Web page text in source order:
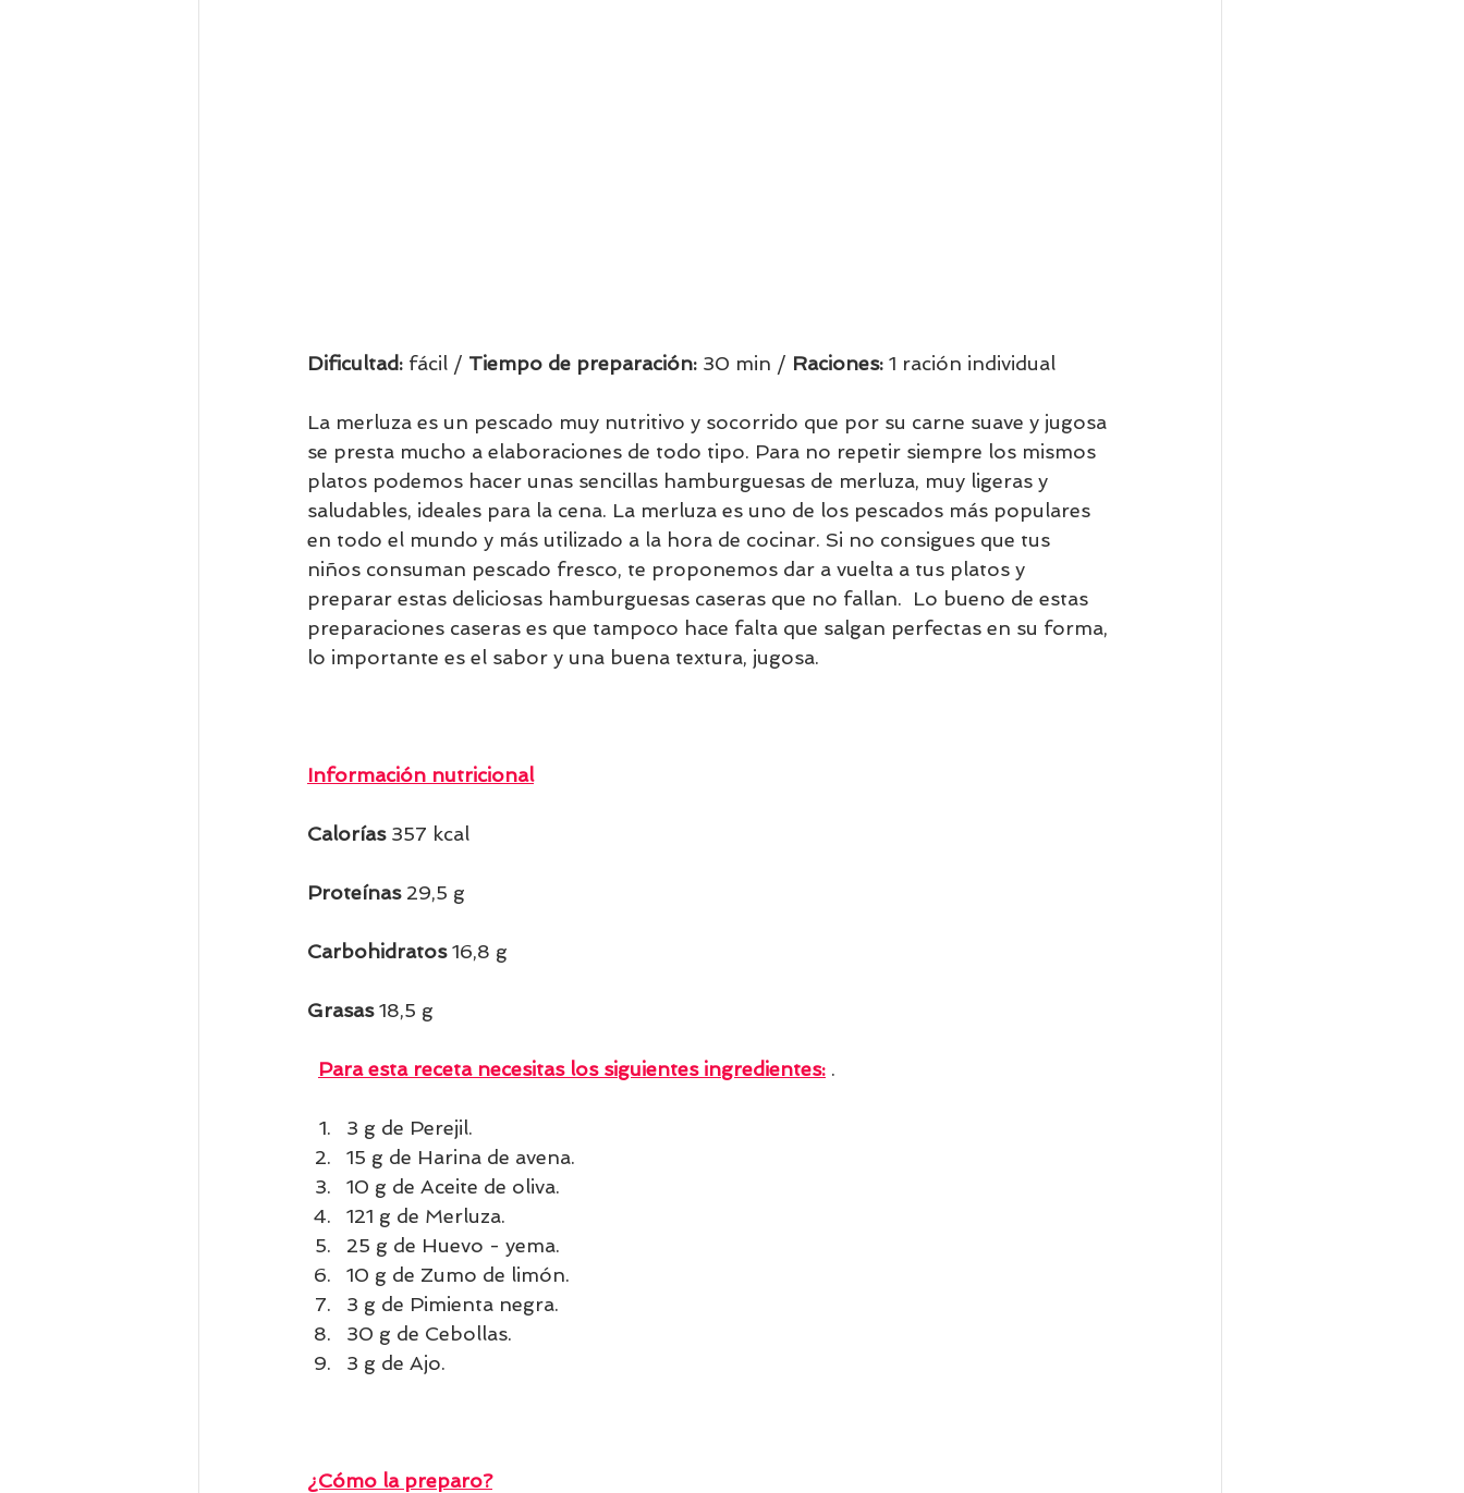
Dificultad: fácil / Tiempo de preparación: 30 min / Raciones: 1 ración individual
La merluza es un pescado muy nutritivo y socorrido que por su carne suave y jugosa
se presta mucho a elaboraciones de todo tipo. Para no repetir siempre los mismos
platos podemos hacer unas sencillas hamburguesas de merluza, muy ligeras y
saludables, ideales para la cena. La merluza es uno de los pescados más populares
en todo el mundo y más utilizado a la hora de cocinar. Si no consigues que tus
niños consuman pescado fresco, te proponemos dar a vuelta a tus platos y
preparar estas deliciosas hamburguesas caseras que no fallan.  Lo bueno de estas
preparaciones caseras es que tampoco hace falta que salgan perfectas en su forma,
lo importante es el sabor y una buena textura, jugosa.
Información nutricional
Calorías 357 kcal
Proteínas 29,5 g
Carbohidratos 16,8 g
Grasas 18,5 g
Para esta receta necesitas los siguientes ingredientes: .
3 g de Perejil.
15 g de Harina de avena.
10 g de Aceite de oliva.
121 g de Merluza.
25 g de Huevo - yema.
10 g de Zumo de limón.
3 g de Pimienta negra.
30 g de Cebollas.
3 g de Ajo.
¿Cómo la preparo?